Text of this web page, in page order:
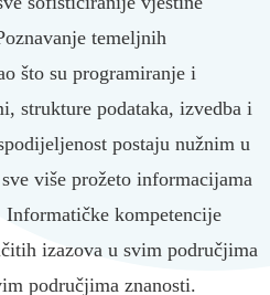
temeljnih
što su programiranje i
strukture podataka, izvedba i
postaju nužnim u
više prožeto informacijama
kompetencije
izazova u svim područjima
područjima znanosti.